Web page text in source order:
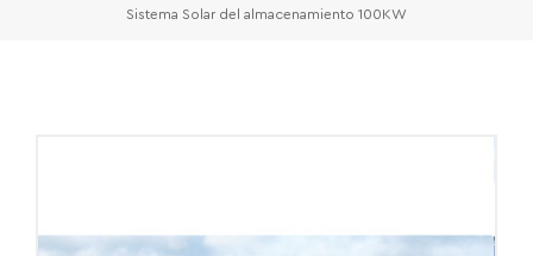
Sistema Solar del almacenamiento 100KW